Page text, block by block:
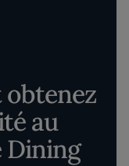
au
Dining